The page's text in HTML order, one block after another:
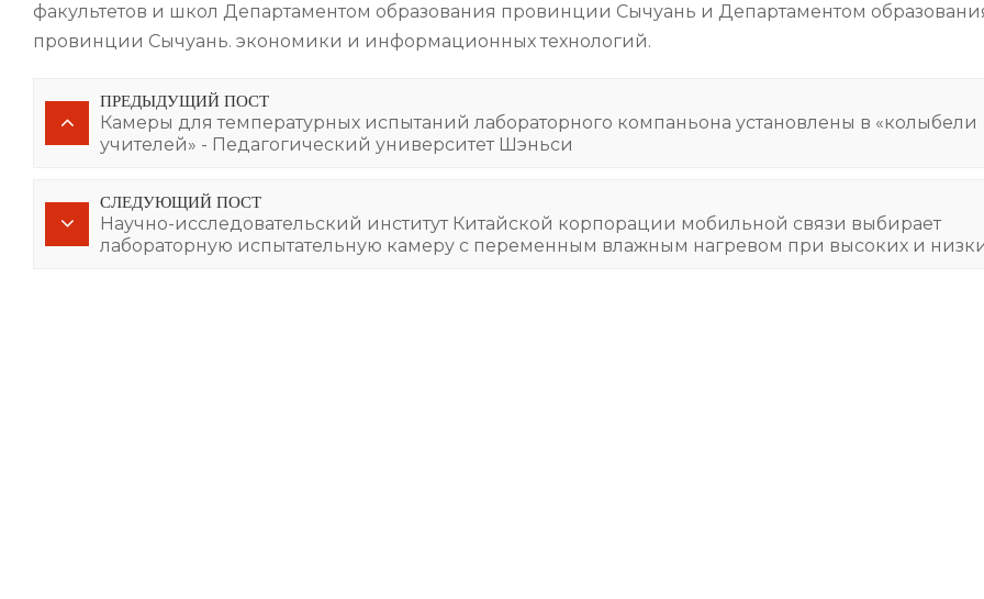
факультетов и школ Департаментом образования провинции Сычуань и Департаментом
провинции Сычуань. экономики и информационных технологий.
ПРЕДЫДУЩИЙ ПОСТ
Камеры для температурных испытаний лабораторного компаньона установлены в «колыбели
учителей» - Педагогический университет Шэньси
СЛЕДУЮЩИЙ ПОСТ
Научно-исследовательский институт Китайской корпорации мобильной связи выбирает
лабораторную испытательную камеру с переменным влажным нагревом при высоких и